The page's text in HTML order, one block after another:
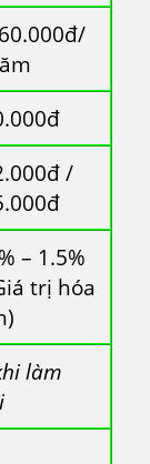
/
– 1.5%
trị hóa
làm